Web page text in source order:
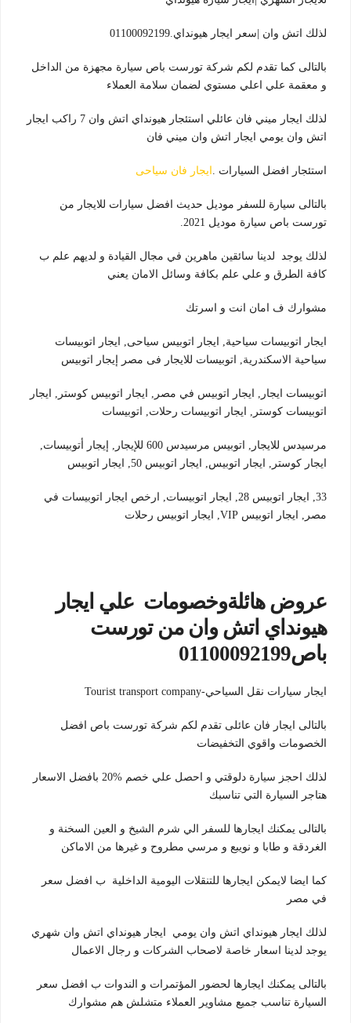
لذلك اتش وان |سعر ايجار هيونداي.01100092199
بالتالى كما تقدم لكم شركة تورست باص سيارة مجهزة من الداخل
و معقمة علي اعلي مستوي لضمان سلامة العملاء
لذلك ايجار ميني فان عائلي استئجار هيونداي اتش وان 7 راكب ايجار
اتش وان يومي ايجار اتش وان ميني فان
استئجار افضل السيارات . ايجار فان سياحى
بالتالى سيارة للسفر موديل حديث افضل سيارات للايجار من
تورست باص سيارة موديل 2021.
لذلك يوجد لدينا سائقين ماهرين في مجال القيادة و لديهم علم ب
كافة الطرق و علي علم بكافة وسائل الامان يعني
مشوارك ف امان انت و اسرتك
ايجار اتوبيسات سياحية, ايجار اتوبيس سياحى, ايجار اتوبيسات
سياحية الاسكندرية, اتوبيسات للايجار فى مصر إيجار اتوبيس
اتوبيسات ايجار, ايجار اتوبيس في مصر, ايجار اتوبيس كوستر, ايجار
اتوبيسات كوستر, ايجار اتوبيسات رحلات, اتوبيسات
مرسيدس للايجار, اتوبيس مرسيدس 600 للإيجار, إيجار أتوبيسات,
ايجار كوستر, ايجار اتوبيس, ايجار اتوبيس 50, ايجار اتوبيس
33, ايجار اتوبيس 28, ايجار اتوبيسات, ارخص ايجار اتوبيسات في
مصر, ايجار اتوبيس VIP, ايجار اتوبيس رحلات
عروض هائلةوخصومات علي ايجار
هيونداي اتش وان من تورست
باص01100092199
ايجار سيارات نقل السياحي-Tourist transport company
بالتالى ايجار فان عائلى تقدم لكم شركة تورست باص افضل
الخصومات واقوي التخفيضات
لذلك احجز سيارة دلوقتي و احصل علي خصم %20 بافضل الاسعار
هتاجر السيارة التي تناسبك
بالتالى يمكنك ايجارها للسفر الي شرم الشيخ و العين السخنة و
الغردقة و طابا و نويبع و مرسي مطروح و غيرها من الاماكن
كما ايضا لايمكن ايجارها للتنقلات اليومية الداخلية ب افضل سعر
في مصر
لذلك ايجار هيونداي اتش وان يومي ايجار هيونداي اتش وان شهري
يوجد لدينا اسعار خاصة لاصحاب الشركات و رجال الاعمال
بالتالى يمكنك ايجارها لحضور المؤتمرات و الندوات ب افضل سعر
السيارة تناسب جميع مشاوير العملاء متشلش هم مشوارك